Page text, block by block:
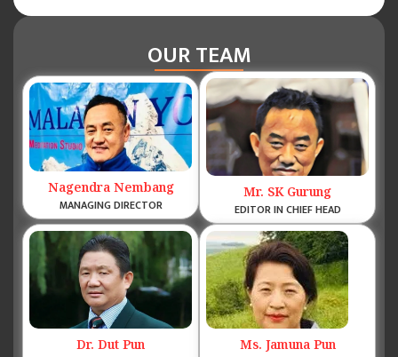
OUR TEAM
Nagendra Nembang
MANAGING DIRECTOR
Mr. SK Gurung
EDITOR IN CHIEF HEAD
Dr. Dut Pun Ms. Jamuna Pun